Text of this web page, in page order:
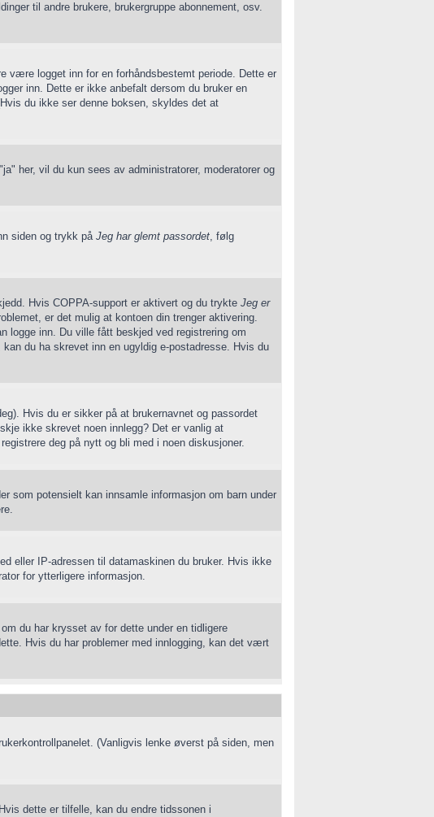
til andre brukere, brukergruppe abonnement, osv.
være logget inn for en forhåndsbestemt periode. Dette er
inn. Dette er ikke anbefalt dersom du bruker en
du ikke ser denne boksen, skyldes det at
her, vil du kun sees av administratorer, moderatorer og
siden og trykk på Jeg har glemt passordet, følg
Hvis COPPA-support er aktivert og du trykte Jeg er
er det mulig at kontoen din trenger aktivering.
logge inn. Du ville fått beskjed ved registrering om
du ha skrevet inn en ugyldig e-postadresse. Hvis du
Hvis du er sikker på at brukernavnet og passordet
ikke skrevet noen innlegg? Det er vanlig at
deg på nytt og bli med i noen diskusjoner.
som potensielt kan innsamle informasjon om barn under
eller IP-adressen til datamaskinen du bruker. Hvis ikke
for ytterligere informasjon.
du har krysset av for dette under en tidligere
Hvis du har problemer med innlogging, kan det vært
(Vanligvis lenke øverst på siden, men
dette er tilfelle, kan du endre tidssonen i